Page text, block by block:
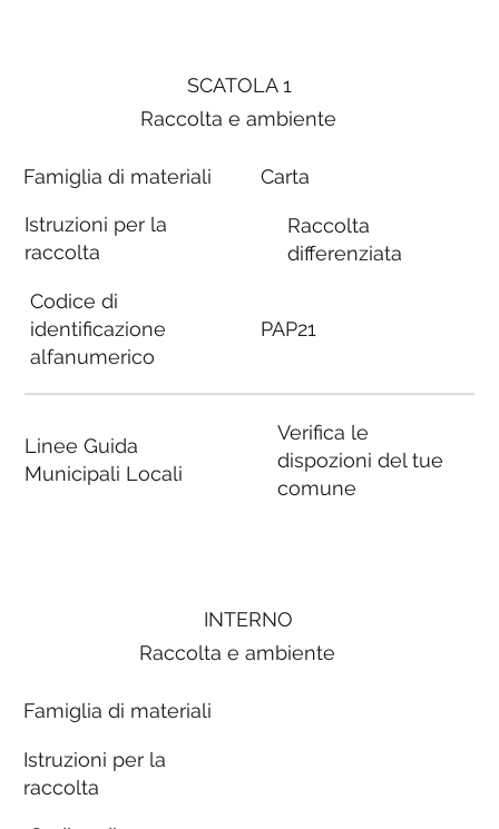
SCATOLA 1
Raccolta e ambiente
Famiglia di materiali
Istruzioni per la
raccolta
Codice di
identificazione
alfanumerico
Linee Guida
Municipali Locali
Carta
Raccolta
differenziata
PAP21
Verifica le
dispozioni del tue
comune
INTERNO
Raccolta e ambiente
Famiglia di materiali
Istruzioni per la
raccolta